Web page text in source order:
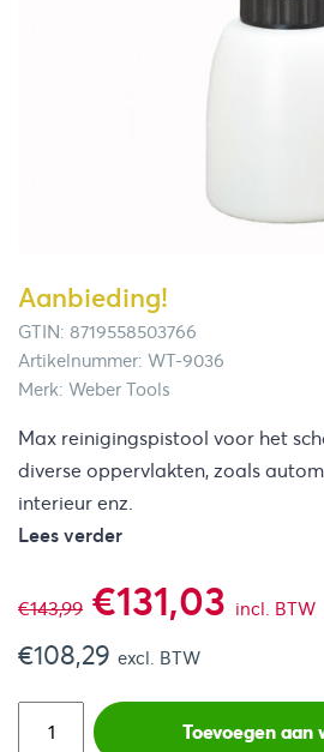
Aanbieding!
GTIN: 8719558503766
Artikelnummer: WT-9036
Merk: Weber Tools
Max reinigingspistool voor het
diverse oppervlakten, zoals
interieur enz.
Lees verder
€143,99
prijs
was:
€131,03
is:
incl. BTW
€108,29 excl. BTW
Toevoegen aan